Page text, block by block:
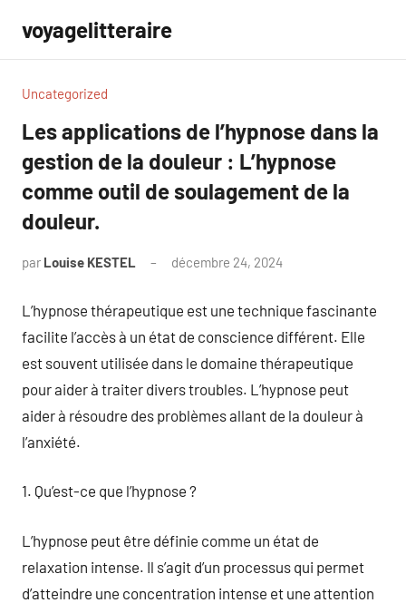
contenu
voyagelitteraire
Uncategorized
Les applications de l’hypnose dans la
gestion de la douleur : L’hypnose
comme outil de soulagement de la
douleur.
par Louise KESTEL décembre 24, 2024
L’hypnose thérapeutique est une technique fascinante
facilite l’accès à un état de conscience différent. Elle
est souvent utilisée dans le domaine thérapeutique
pour aider à traiter divers troubles. L’hypnose peut
aider à résoudre des problèmes allant de la douleur à
l’anxiété.
1. Qu’est-ce que l’hypnose ?
L’hypnose peut être définie comme un état de
relaxation intense. Il s’agit d’un processus qui permet
d’atteindre une concentration intense et une attention